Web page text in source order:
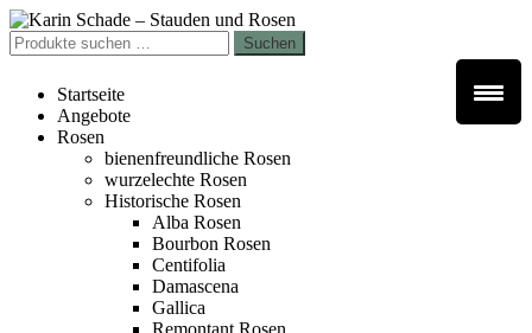
Zur
Navigation
springen
Zum
Inhalt
springen
Suchen
nach:
Suchen
Startseite
Angebote
Rosen
bienenfreundliche Rosen
wurzelechte Rosen
Historische Rosen
Alba Rosen
Bourbon Rosen
Centifolia
Damascena
Gallica
Remontant Rosen